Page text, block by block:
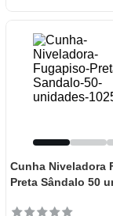
Cunha Niveladora
Preta Sândalo 50